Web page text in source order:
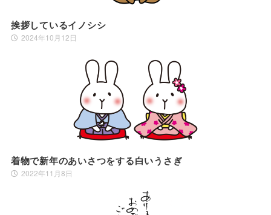
挨拶しているイノシシ
2024年10月12日
着物で新年のあいさつをする白いうさぎ
2022年11月8日